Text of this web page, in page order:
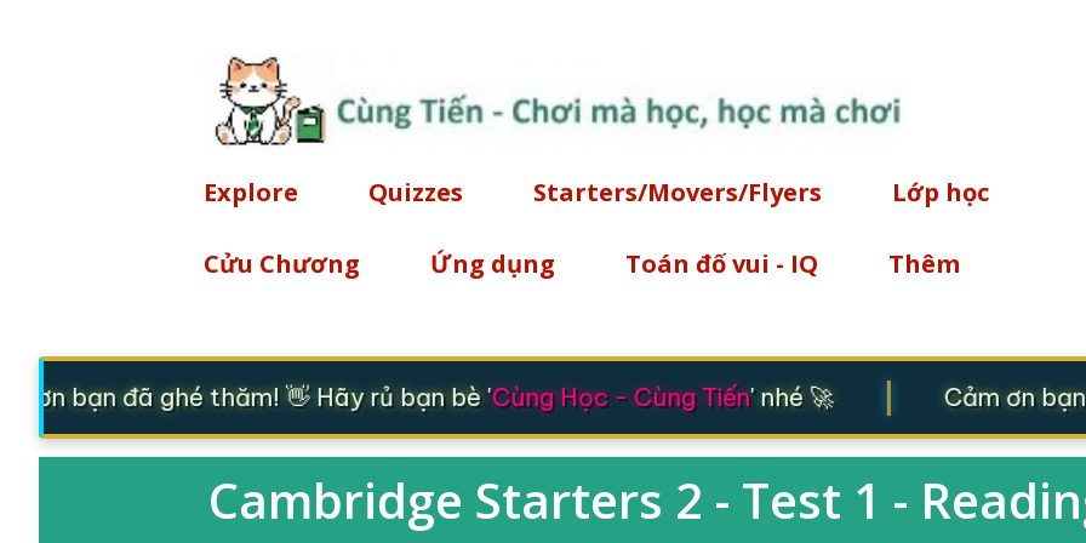
Explore Quizzes Starters/Movers/Flyers Lớp học
Cửu Chương Ứng dụng Toán đố vui - IQ Thêm
ơn bạn đã ghé thăm! 👋 Hãy rủ bạn bè 'Cùng Học - Cùng Tiến' nhé 🚀 Cảm ơn
Cambridge Starters 2 - Test 1 -